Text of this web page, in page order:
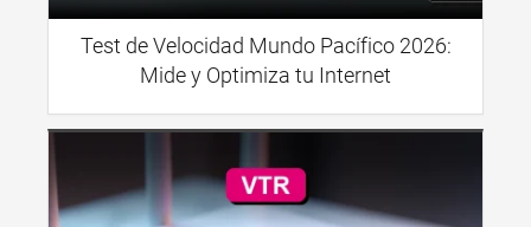
Test de Velocidad Mundo Pacífico 2026:
Mide y Optimiza tu Internet